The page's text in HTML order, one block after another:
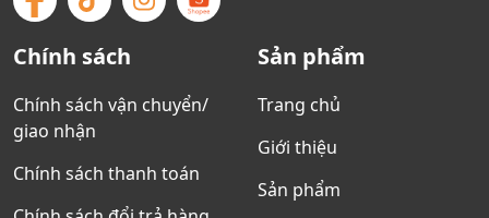
Chính sách
Chính sách vận chuyển/
giao nhận
Chính sách thanh toán
Sản phẩm
Trang chủ
Giới thiệu
Sản phẩm